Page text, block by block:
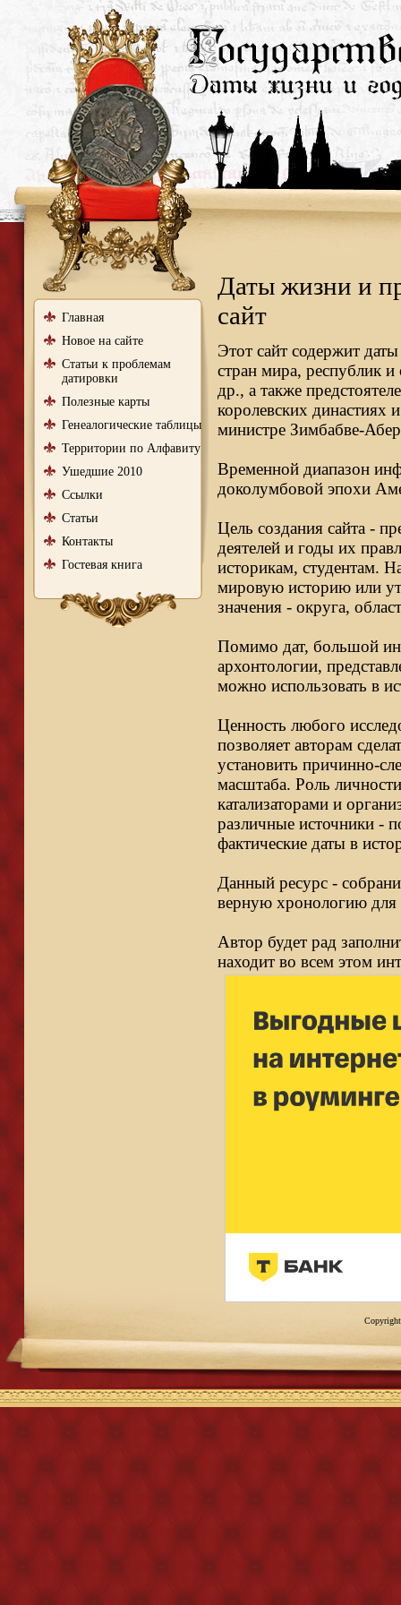
Главная
Новое на сайте
Статьи к проблемам
датировки
Полезные карты
Генеалогические таблицы
Территории по Алфавиту
Ушедшие 2010
Ссылки
Статьи
Контакты
Гостевая книга
Даты жизни и
сайт
Этот сайт содержит
стран мира, республик и
др., а также
королевских династиях
министре Зимбабве-
Временной диапазон
доколумбовой эпохи
Цель создания сайта -
деятелей и годы их
историкам, студентам.
мировую историю или
значения - округа,
Помимо дат, большой
архонтологии,
можно использовать в
Ценность любого
позволяет авторам
установить причинно-
масштаба. Роль
катализаторами и
различные источники -
фактические даты в
Данный ресурс -
верную хронологию для
Автор будет рад
находит во всем этом
Copyright